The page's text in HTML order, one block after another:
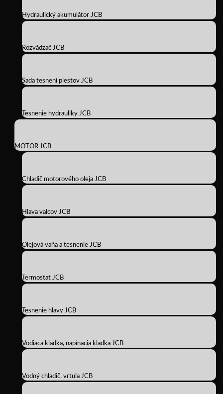
Hydraulický akumulátor JCB
Rozvádzač JCB
Sada tesnení piestov JCB
Tesnenie hydrauliky JCB
MOTOR JCB
Chladič motorového oleja JCB
Hlava valcov JCB
Olejová vaňa a tesnenie JCB
Termostat JCB
Tesnenie hlavy JCB
Vodiaca kladka, napínacia kladka JCB
Vodný chladič, vrtuľa JCB